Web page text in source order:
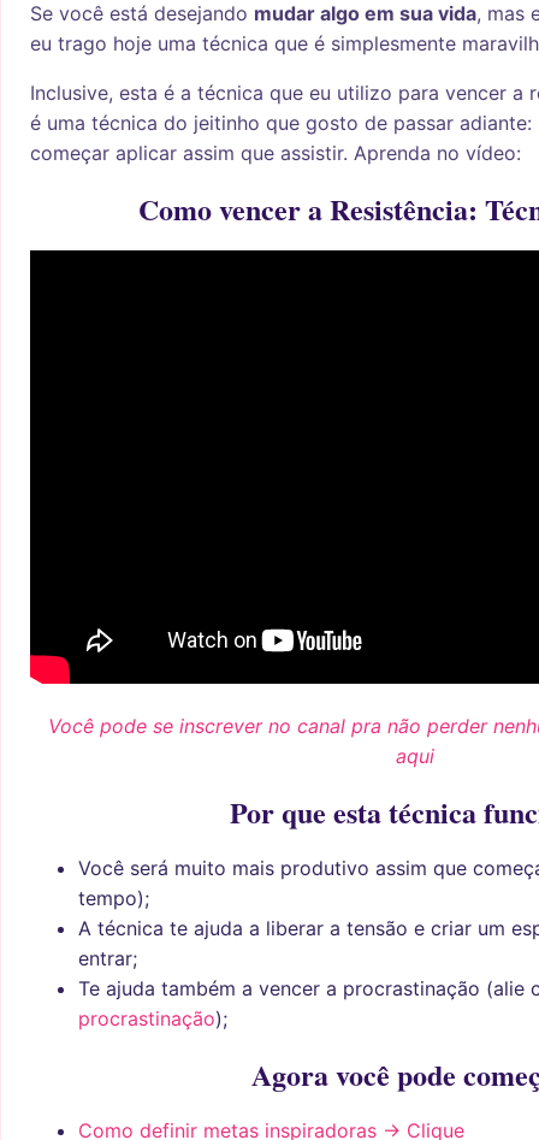
Se você está desejando mudar algo em sua vida, mas
eu trago hoje uma técnica que é simplesmente
Inclusive, esta é a técnica que eu utilizo para vencer a
é uma técnica do jeitinho que gosto de passar
começar aplicar assim que assistir. Aprenda no vídeo:
Como vencer a Resistência:
Você pode se inscrever no canal pra não perder
aqui
Por que esta técnica
Você será muito mais produtivo assim que
tempo);
A técnica te ajuda a liberar a tensão e criar um
entrar;
Te ajuda também a vencer a procrastinação (alie
procrastinação);
Agora você pode
Como definir metas inspiradoras -> Clique